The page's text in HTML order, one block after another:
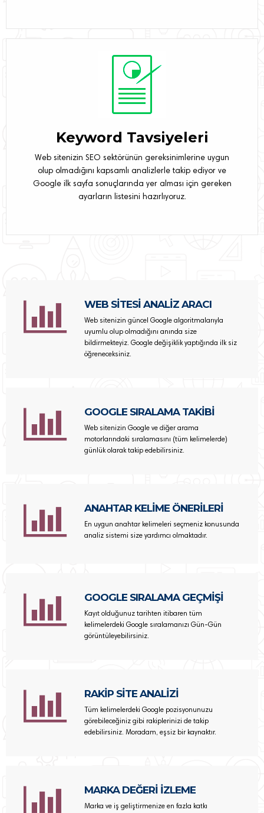
Keyword Tavsiyeleri
Web sitenizin SEO sektörünün gereksinimlerine uygun
olup olmadığını kapsamlı analizlerle takip ediyor ve
Google ilk sayfa sonuçlarında yer alması için gereken
ayarların listesini hazırlıyoruz.
WEB SİTESİ ANALİZ ARACI
Web sitenizin güncel Google algoritmalarıyla
uyumlu olup olmadığını anında size
bildirmekteyiz. Google değişiklik yaptığında ilk siz
öğreneceksiniz.
GOOGLE SIRALAMA TAKİBİ
Web sitenizin Google ve diğer arama
motorlarındaki sıralamasını (tüm kelimelerde)
günlük olarak takip edebilirsiniz.
ANAHTAR KELİME ÖNERİLERİ
En uygun anahtar kelimeleri seçmeniz konusunda
analiz sistemi size yardımcı olmaktadır.
GOOGLE SIRALAMA GEÇMİŞİ
Kayıt olduğunuz tarihten itibaren tüm
kelimelerdeki Google sıralamanızı Gün-Gün
görüntüleyebilirsiniz.
RAKİP SİTE ANALİZİ
Tüm kelimelerdeki Google pozisyonunuzu
görebileceğiniz gibi rakiplerinizi de takip
edebilirsiniz. Moradam, eşsiz bir kaynaktır.
MARKA DEĞERİ İZLEME
Marka ve iş geliştirmenize en fazla katkı